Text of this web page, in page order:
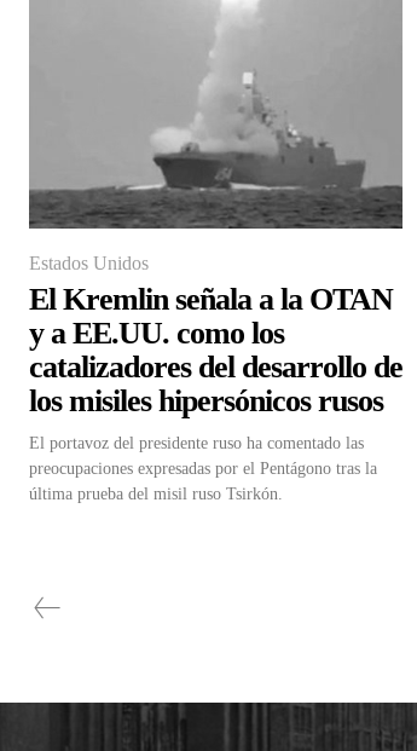
Estados Unidos
El Kremlin señala a la OTAN
y a EE.UU. como los
catalizadores del desarrollo de
los misiles hipersónicos rusos
El portavoz del presidente ruso ha comentado las
preocupaciones expresadas por el Pentágono tras la
última prueba del misil ruso Tsirkón.